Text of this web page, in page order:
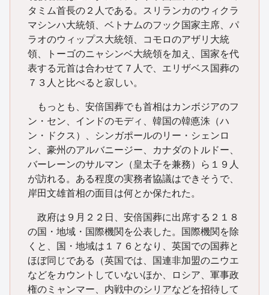
タミム首長の２人である。スリランカのウィクラ
マシンハ大統領、ベトナムのフック国家主席、パ
ラオのウィップス大統領、コモロのアザリ大統
領、トーゴのニャシンベ大統領を加え、国家を代
表する元首は合わせて７人で、エリザベス国葬の
７３人と比べると寂しい。
もっとも、安倍国葬でも首相はカンボジアのフ
ン・セン、インドのモディ、韓国の韓悳洙（ハ
ン・ドクス）、シンガポールのリー・シェンロ
ン、豪州のアルバニージー、カナダのトルドー、
バーレーンのサルマン（皇太子を兼務）ら１９人
が訪れる。ある程度の実務者協議はできそうで、
岸田文雄首相の面目は何とか保たれた。
政府は９月２２日、安倍国葬に出席する２１８
の国・地域・国際機関を公表した。国際機関を除
くと、国・地域は１７６となり、英国での国葬と
ほぼ同じである（英国では、国連非加盟のニウエ
などをカウントしていないほか、ロシア、軍事政
権のミャンマー、内戦中のシリアなどを招待して